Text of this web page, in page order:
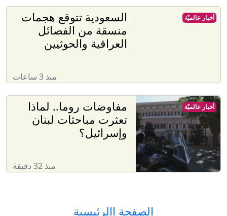
السعودية تتوقع هجمات
منسقة من الفصائل
العراقية والحوثيين
منذ 3 ساعات
أخبار عالميّة
مفاوضات روما.. لماذا
تعثرت مباحثات لبنان
وإسرائيل؟
منذ 32 دقيقة
أخبار عالميّة
الصفحة االرئيسية